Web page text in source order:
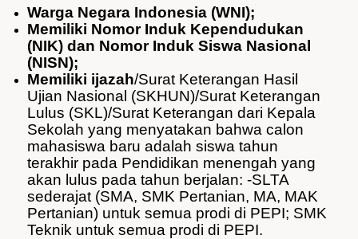
WargaNegara Indonesia (WNI);
Memiliki Nomor Induk Kependudukan
(NIK) dan Nomor Induk SiswaNasional
(NISN);
Memiliki ijazah/Surat Keterangan Hasil
Ujian Nasional (SKHUN)/Surat Keterangan
Lulus (SKL)/Surat Keterangan dari Kepala
Sekolah yang menyatakan bahwa calon
mahasiswa baru adalah siswa tahun
terakhirpada Pendidikan menengah yang
akan lulus pada tahun berjalan: -SLTA
sederajat (SMA, SMK Pertanian, MA, MAK
Pertanian) untuk semua prodi di PEPI; SMK
Teknik untuk semua prodi di PEPI.